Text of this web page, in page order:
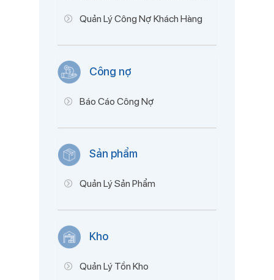
Quản Lý Công Nợ Khách Hàng
Công nợ
Báo Cáo Công Nợ
Sản phẩm
Quản Lý Sản Phẩm
Kho
Quản Lý Tồn Kho